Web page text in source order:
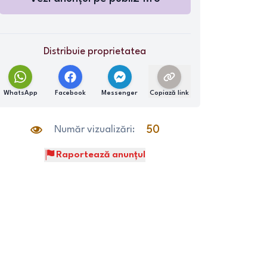
Distribuie proprietatea
WhatsApp Facebook Messenger Copiază link
Număr vizualizări: 50
Raportează anunțul